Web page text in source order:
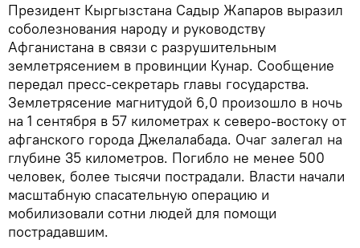
Президент Кыргызстана Садыр Жапаров выразил
соболезнования народу и руководству
Афганистана в связи с разрушительным
землетрясением в провинции Кунар. Сообщение
передал пресс-секретарь главы государства.
Землетрясение магнитудой 6,0 произошло в ночь
на 1 сентября в 57 километрах к северо-востоку от
афганского города Джелалабада. Очаг залегал на
глубине 35 километров. Погибло не менее 500
человек, более тысячи пострадали. Власти начали
масштабную спасательную операцию и
мобилизовали сотни людей для помощи
пострадавшим.